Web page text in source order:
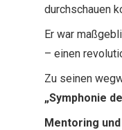
durchschauen
Er war
– einen
Zu seinen
„Symphonie
Mentoring